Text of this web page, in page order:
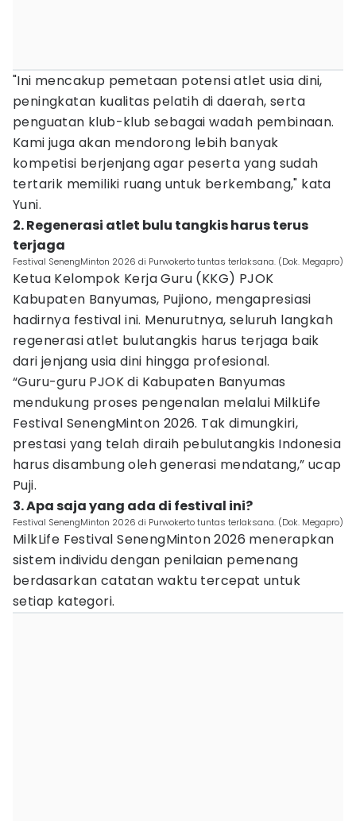
"Ini mencakup pemetaan potensi atlet usia dini,
peningkatan kualitas pelatih di daerah, serta
penguatan klub-klub sebagai wadah pembinaan.
Kami juga akan mendorong lebih banyak
kompetisi berjenjang agar peserta yang sudah
tertarik memiliki ruang untuk berkembang," kata
Yuni.
2. Regenerasi atlet bulu tangkis harus terus
terjaga
Festival SenengMinton 2026 di Purwokerto tuntas terlaksana. (Dok. Megapro)
Ketua Kelompok Kerja Guru (KKG) PJOK
Kabupaten Banyumas, Pujiono, mengapresiasi
hadirnya festival ini. Menurutnya, seluruh langkah
regenerasi atlet bulutangkis harus terjaga baik
dari jenjang usia dini hingga profesional.
“Guru-guru PJOK di Kabupaten Banyumas
mendukung proses pengenalan melalui MilkLife
Festival SenengMinton 2026. Tak dimungkiri,
prestasi yang telah diraih pebulutangkis Indonesia
harus disambung oleh generasi mendatang,” ucap
Puji.
3. Apa saja yang ada di festival ini?
Festival SenengMinton 2026 di Purwokerto tuntas terlaksana. (Dok. Megapro)
MilkLife Festival SenengMinton 2026 menerapkan
sistem individu dengan penilaian pemenang
berdasarkan catatan waktu tercepat untuk
setiap kategori.